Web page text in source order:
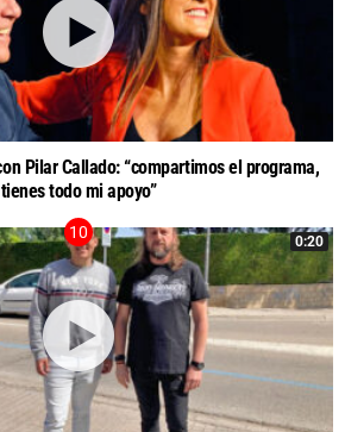
Pilar Callado: “compartimos el programa,
tienes todo mi apoyo”
0:20